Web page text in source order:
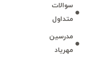
سوالات
متداول
مدرسين
مهرياد